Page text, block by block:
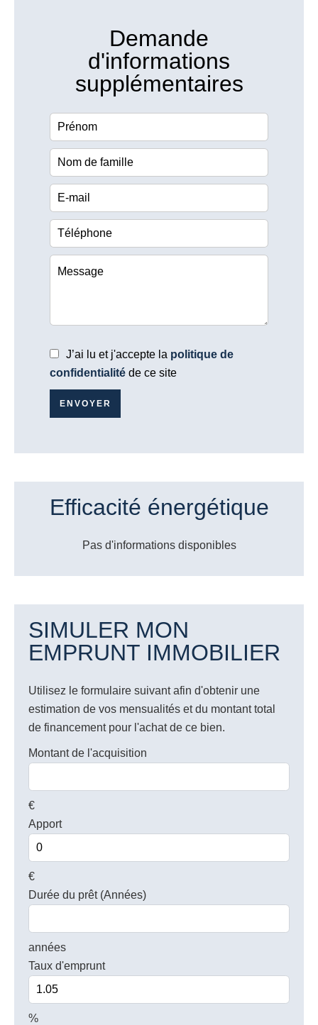
Demande
d'informations
supplémentaires
J’ai lu et j'accepte la politique de
confidentialité de ce site
ENVOYER
Efficacité énergétique
Pas d'informations disponibles
SIMULER MON
EMPRUNT IMMOBILIER
Utilisez le formulaire suivant afin d'obtenir une
estimation de vos mensualités et du montant total
de financement pour l'achat de ce bien.
Montant de l'acquisition
€
Apport
€
Durée du prêt (Années)
années
Taux d'emprunt
%